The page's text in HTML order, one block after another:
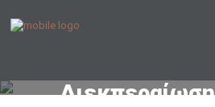
Διεκπεραίωση